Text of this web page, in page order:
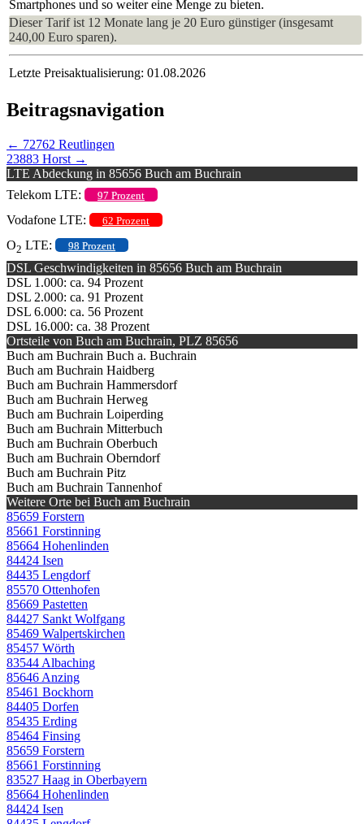
Smartphones und so weiter eine Menge zu bieten.
Dieser Tarif ist 12 Monate lang je 20 Euro günstiger (insgesamt
240,00 Euro sparen).
Letzte Preisaktualisierung: 01.08.2026
Beitragsnavigation
← 72762 Reutlingen
23883 Horst →
LTE Abdeckung in 85656 Buch am Buchrain
Telekom LTE:
97 Prozent
Vodafone LTE: 62 Prozent
O2 LTE: 98 Prozent
DSL Geschwindigkeiten in 85656 Buch am Buchrain
DSL 1.000: ca. 94 Prozent
DSL 2.000: ca. 91 Prozent
DSL 6.000: ca. 56 Prozent
DSL 16.000: ca. 38 Prozent
Ortsteile von Buch am Buchrain, PLZ 85656
Buch am Buchrain Buch a. Buchrain
Buch am Buchrain Haidberg
Buch am Buchrain Hammersdorf
Buch am Buchrain Herweg
Buch am Buchrain Loiperding
Buch am Buchrain Mitterbuch
Buch am Buchrain Oberbuch
Buch am Buchrain Oberndorf
Buch am Buchrain Pitz
Buch am Buchrain Tannenhof
Weitere Orte bei Buch am Buchrain
85659 Forstern
85661 Forstinning
85664 Hohenlinden
84424 Isen
84435 Lengdorf
85570 Ottenhofen
85669 Pastetten
84427 Sankt Wolfgang
85469 Walpertskirchen
85457 Wörth
83544 Albaching
85646 Anzing
85461 Bockhorn
84405 Dorfen
85435 Erding
85464 Finsing
85659 Forstern
85661 Forstinning
83527 Haag in Oberbayern
85664 Hohenlinden
84424 Isen